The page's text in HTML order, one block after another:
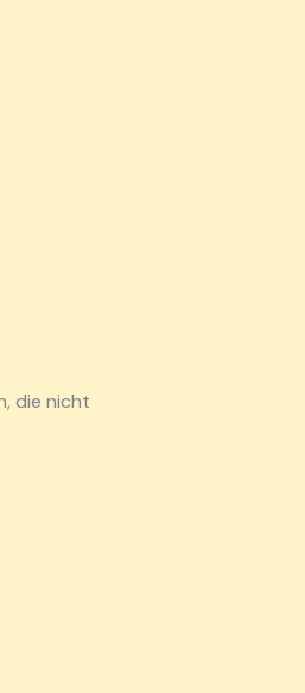
die nicht